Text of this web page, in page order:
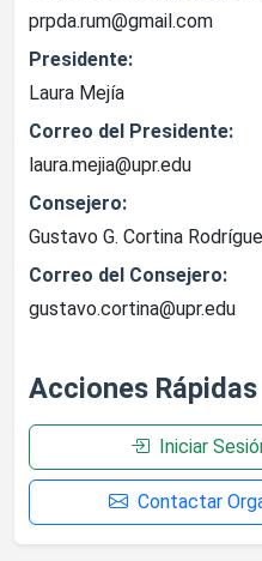
prpda.rum@gmail.com
Presidente:
Laura Mejía
Correo del Presidente:
laura.mejia@upr.edu
Consejero:
Gustavo G. Cortina
Correo del Consejero:
gustavo.cortina@upr.edu
Acciones Rápidas
Iniciar
Contactar